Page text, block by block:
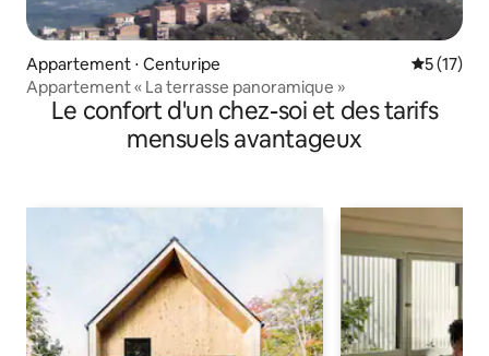
Appartement ⋅ Centuripe
5 (17)
Appartement « La terrasse panoramique »
Le confort d'un chez-soi et des tarifs
mensuels avantageux